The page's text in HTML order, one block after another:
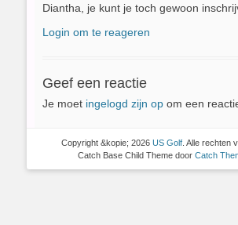
Diantha, je kunt je toch gewoon
Login om te reageren
Geef een reactie
Je moet ingelogd zijn op om een
Copyright &kopie; 2026 US Golf . Alle rechten
Catch Base Child Theme door Catch